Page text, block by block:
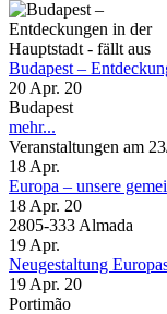
Budapest –
20 Apr. 20
Budapest
mehr...
Veranstaltungen am
18 Apr.
Europa – unsere
18 Apr. 20
2805-333 Almada
19 Apr.
Neugestaltung
19 Apr. 20
Portimão